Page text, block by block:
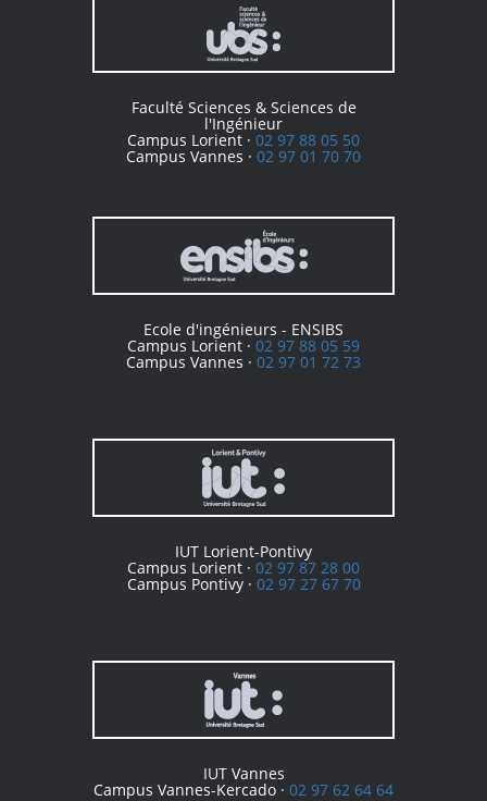
Faculté Sciences & Sciences de
l'Ingénieur
Campus Lorient · 02 97 88 05 50
Campus Vannes · 02 97 01 70 70
Ecole d'ingénieurs - ENSIBS
Campus Lorient · 02 97 88 05 59
Campus Vannes · 02 97 01 72 73
IUT Lorient-Pontivy
Campus Lorient · 02 97 87 28 00
Campus Pontivy · 02 97 27 67 70
IUT Vannes
Campus Vannes-Kercado · 02 97 62 64 64